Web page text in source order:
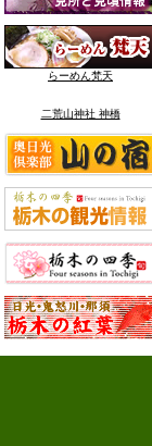
らーめん梵天
二荒山神社 神橋